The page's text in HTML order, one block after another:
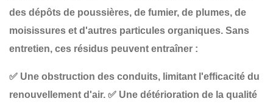
des dépôts de poussières, de fumier, de plumes, de
moisissures et d'autres particules organiques. Sans
entretien, ces résidus peuvent entraîner :
✅ Une obstruction des conduits, limitant l'efficacité du
renouvellement d'air. ✅ Une détérioration de la qualité